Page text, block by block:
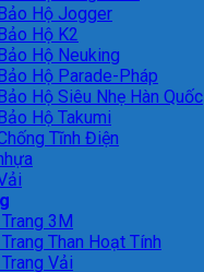
Hộ Jogger
Hộ K2
Hộ Neuking
Hộ Parade-Pháp
Hộ Siêu Nhẹ Hàn Quốc
Hộ Takumi
Tĩnh Điện
3M
Trang Than Hoạt Tính
Vải